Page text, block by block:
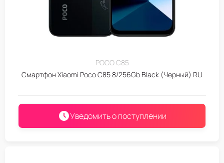
POCO C85
Смартфон Xiaomi Poco C85 8/256Gb Black (Черный) RU
Уведомить о поступлении